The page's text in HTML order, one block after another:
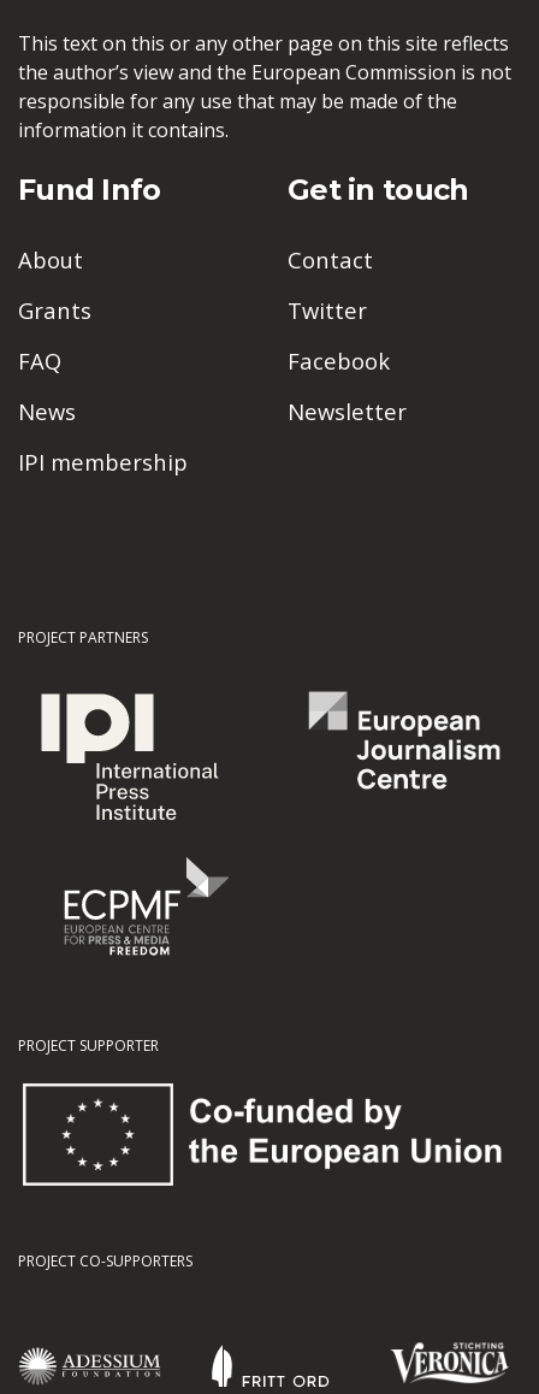
This text on this or any other page on this site reflects
the author’s view and the European Commission is not
responsible for any use that may be made of the
information it contains.
Fund Info
About
Grants
FAQ
News
IPI membership
Get in touch
Contact
Twitter
Facebook
Newsletter
PROJECT PARTNERS
PROJECT SUPPORTER
PROJECT CO-SUPPORTERS